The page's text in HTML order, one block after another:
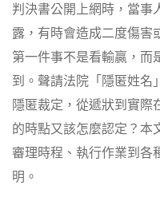
判決書公開上網時，當事
露，有時會造成二度傷害
第一件事不是看輸贏，而
到。聲請法院「隱匿姓名
隱匿裁定，從遞狀到實際
的時點又該怎麼認定？本
審理時程、執行作業到各
明。